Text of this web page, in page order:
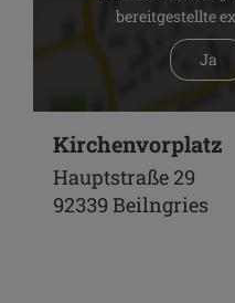
bereitgestellte
Ja
Kirchenvorplatz
Hauptstraße 29
92339 Beilngries